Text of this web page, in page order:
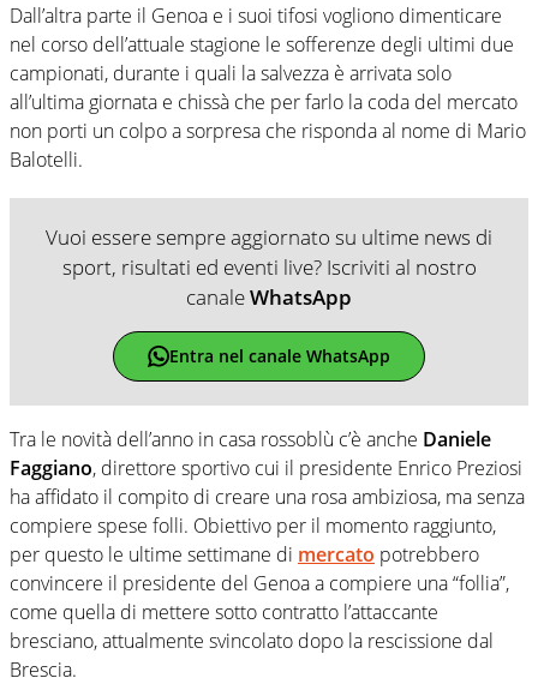
Dall’altra parte il Genoa e i suoi tifosi vogliono dimenticare
nel corso dell’attuale stagione le sofferenze degli ultimi due
campionati, durante i quali la salvezza è arrivata solo
all’ultima giornata e chissà che per farlo la coda del mercato
non porti un colpo a sorpresa che risponda al nome di Mario
Balotelli.
Vuoi essere sempre aggiornato su ultime news di
sport, risultati ed eventi live? Iscriviti al nostro
canaleWhatsApp
Entra nel canale WhatsApp
Tra le novità dell’anno in casa rossoblù c’è anche Daniele
Faggiano, direttore sportivo cui il presidente Enrico Preziosi
ha affidato il compito di creare una rosa ambiziosa, ma senza
compiere spese folli. Obiettivo per il momento raggiunto,
per questo le ultime settimane di mercato potrebbero
convincere il presidente del Genoa a compiere una “follia”,
come quella di mettere sotto contratto l’attaccante
bresciano, attualmente svincolato dopo la rescissione dal
Brescia.